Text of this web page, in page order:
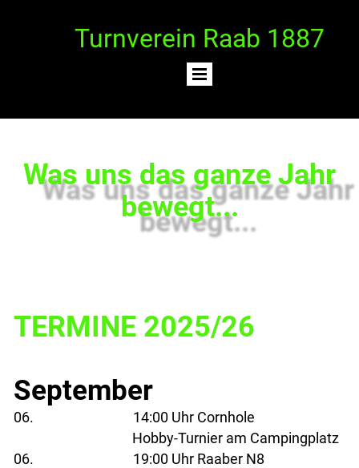
Turnverein Raab 1887
Was uns das ganze Jahr
bewegt...
TERMINE 2025/26
September
06. 14:00 Uhr Cornhole
Hobby-Turnier am Campingplatz
06. 19:00 Uhr Raaber N8